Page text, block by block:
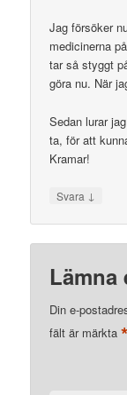
Jag försöker
medicinerna
tar så styggt
göra nu. När
Sedan lurar
ta, för att
Kramar!
Svara ↓
Lämna
Din e-
fält är märkta*